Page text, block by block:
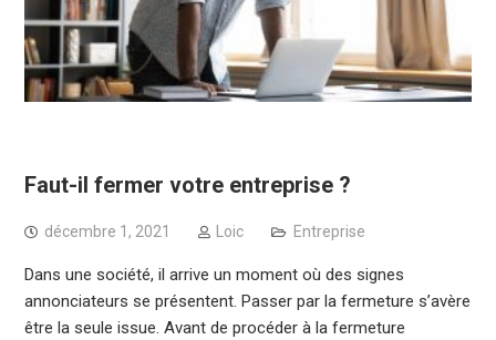
Faut-il fermer votre entreprise ?
décembre 1, 2021 Loic Entreprise
Dans une société, il arrive un moment où des signes
annonciateurs se présentent. Passer par la fermeture s’avère
être la seule issue. Avant de procéder à la fermeture